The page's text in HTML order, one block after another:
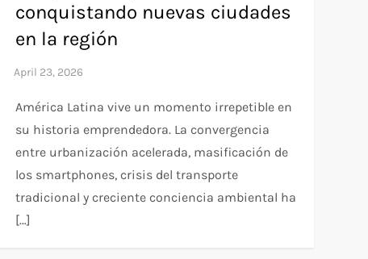
conquistando nuevas ciudades
en la región
América Latina vive un momento irrepetible en
su historia emprendedora. La convergencia
entre urbanización acelerada, masificación de
los smartphones, crisis del transporte
tradicional y creciente conciencia ambiental ha
[…]